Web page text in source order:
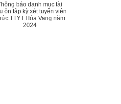
báo danh mục tài
ôn tập kỳ xét tuyển viên
TTYT Hòa Vang năm
2024